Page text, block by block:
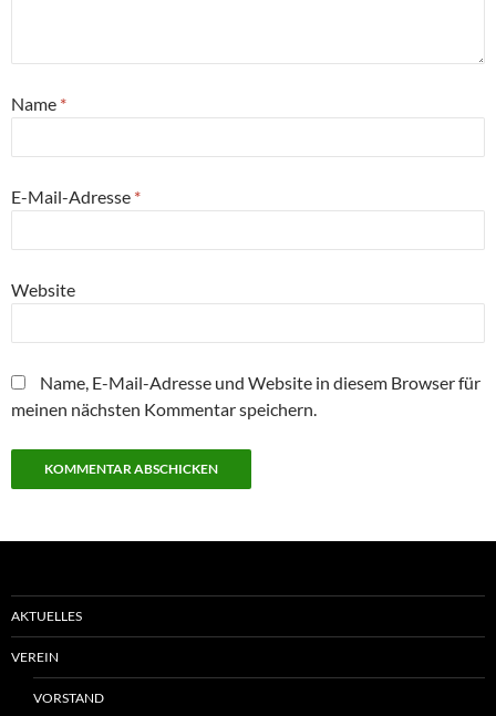
Name *
E-Mail-Adresse *
Website
Name, E-Mail-Adresse und Website in diesem Browser für
meinen nächsten Kommentar speichern.
AKTUELLES
VEREIN
VORSTAND